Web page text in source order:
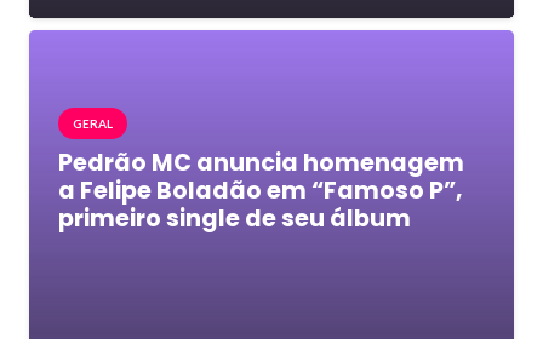
GERAL
Pedrão MC anuncia homenagem
a Felipe Boladão em “Famoso P”,
primeiro single de seu álbum